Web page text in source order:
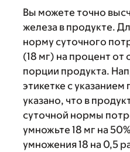
Вы можете точно
железа в продукте.
норму суточного
(18 мг) на процент от
порции продукта.
этикетке с
указано, что в
суточной нормы
умножьте 18 мг на
умножения 18 на 0,5